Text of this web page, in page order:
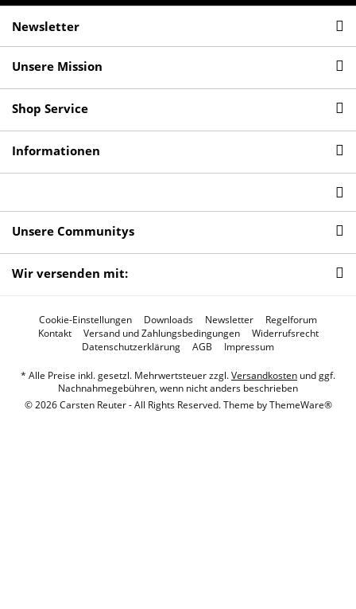
Newsletter
Unsere Mission
Shop Service
Informationen
Unsere Communitys
Wir versenden mit:
Cookie-Einstellungen Downloads Newsletter
Regelforum
Kontakt
Versand und Zahlungsbedingungen
Widerrufsrecht
Datenschutzerklärung
AGB Impressum
* Alle Preise inkl. gesetzl. Mehrwertsteuer zzgl.Versandkosten und ggf.
Nachnahmegebühren, wenn nicht anders beschrieben
© 2026 Carsten Reuter - All Rights Reserved. Theme byThemeWare®